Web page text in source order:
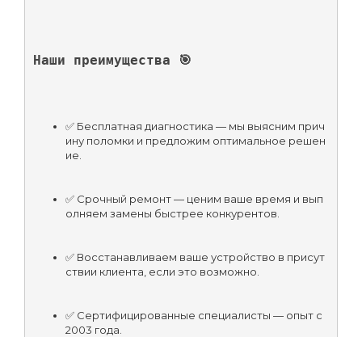
Наши преимущества 🎯
✅ Бесплатная диагностика — мы выясним прич
ину поломки и предложим оптимальное решен
ие.
✅ Срочный ремонт — ценим ваше время и вып
олняем замены быстрее конкурентов.
✅ Восстанавливаем ваше устройство в присут
ствии клиента, если это возможно.
✅ Сертифицированные специалисты — опыт с
2003 года.